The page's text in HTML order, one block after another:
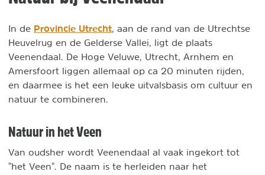
In de Provincie Utrecht , aan de rand van de Utrechtse
Heuvelrug en de Gelderse Vallei, ligt de plaats
Veenendaal. De Hoge Veluwe, Utrecht, Arnhem en
Amersfoort liggen allemaal op ca 20 minuten rijden,
en daarmee is het een leuke uitvalsbasis om cultuur en
natuur te combineren.
Natuur in het Veen
Van oudsher wordt Veenendaal al vaak ingekort tot
"het Veen". De naam is te herleiden naar het